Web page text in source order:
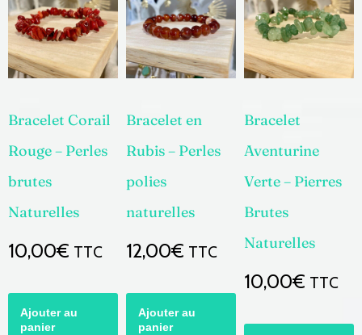
Bracelet Corail
Rouge – Perles
brutes
Naturelles
10,00€ TTC
Ajouter au
panier
Bracelet en
Rubis – Perles
polies
naturelles
12,00€ TTC
Ajouter au
panier
Bracelet
Aventurine
Verte – Pierres
Brutes
Naturelles
10,00€ TTC